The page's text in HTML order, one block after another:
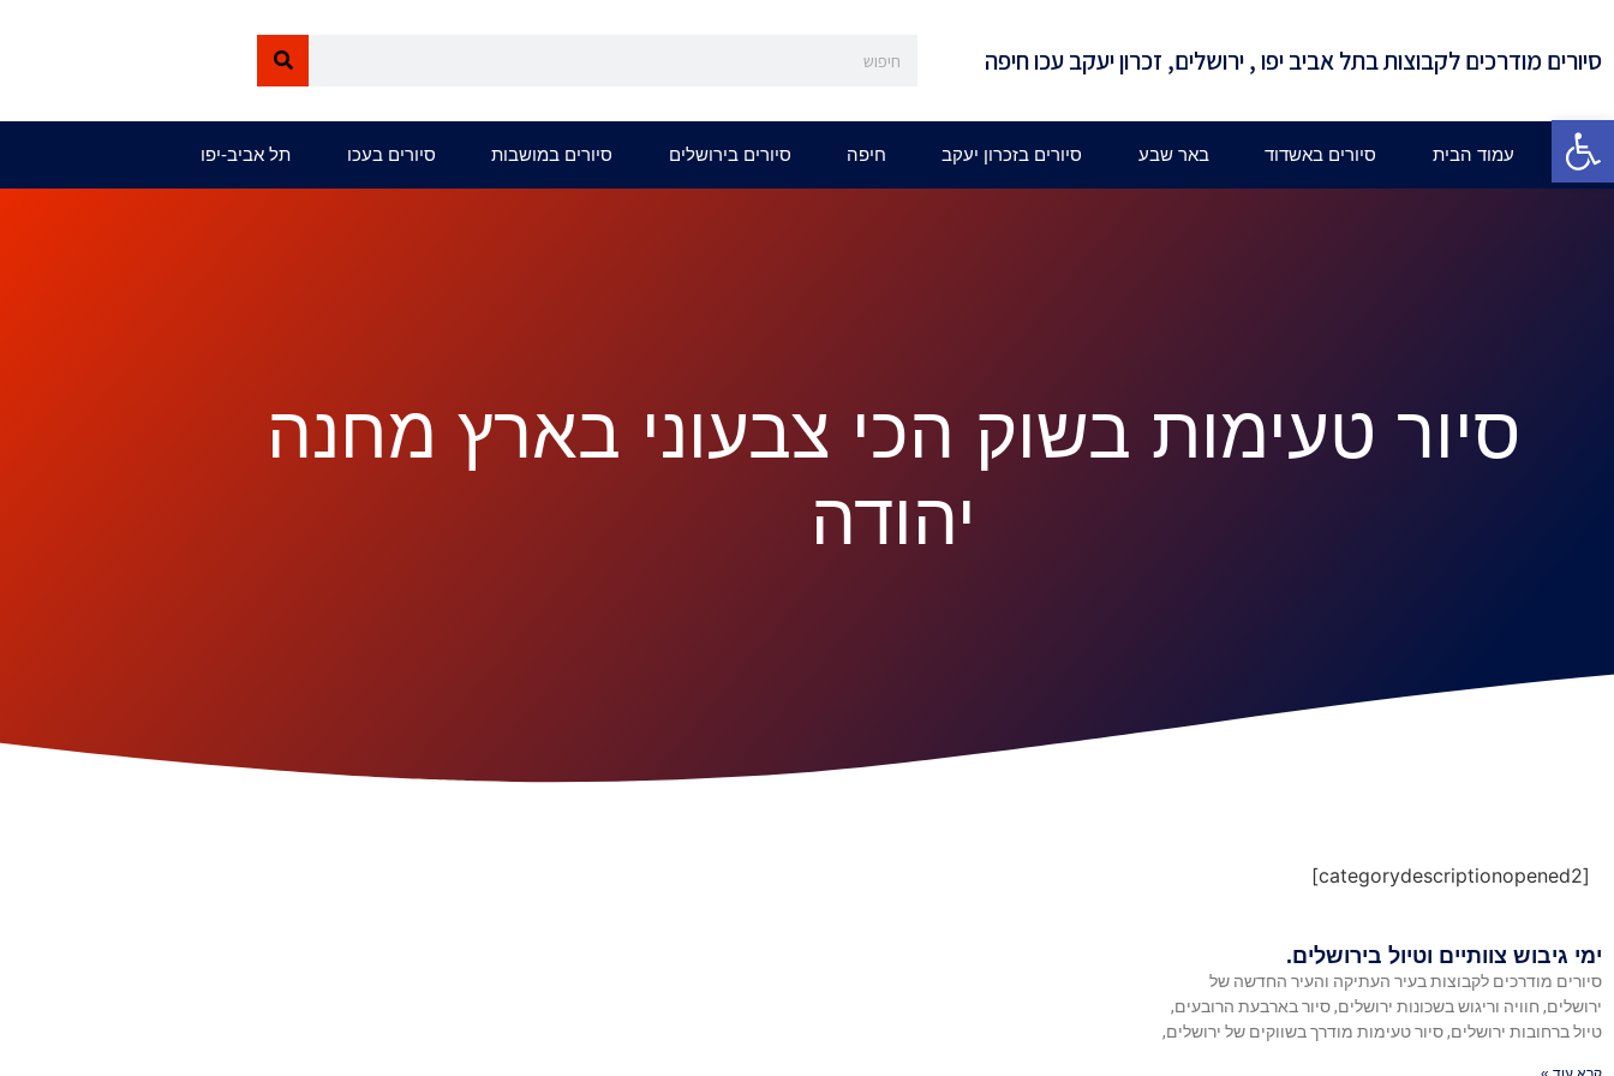
פתח סרגל נגישות
סיורים מודרכים לקבוצות בתל אביב יפו , ירושלים, זכרון יעקב עכו חיפה
עמוד הבית סיורים באשדוד באר שבע סיורים בזכרון יעקב חיפה סיורים בירושלים סיורים במושבות סיורים בעכו תל אביב-יפו
סיור טעימות בשוק הכי צבעוני בארץ מחנה
יהודה
[categorydescriptionopened2]
ימי גיבוש צוותיים וטיול בירושלים.
סיורים מודרכים לקבוצות בעיר העתיקה והעיר החדשה של
ירושלים, חוויה וריגוש בשכונות ירושלים, סיור בארבעת הרובעים,
טיול ברחובות ירושלים, סיור טעימות מודרך בשווקים של ירושלים,